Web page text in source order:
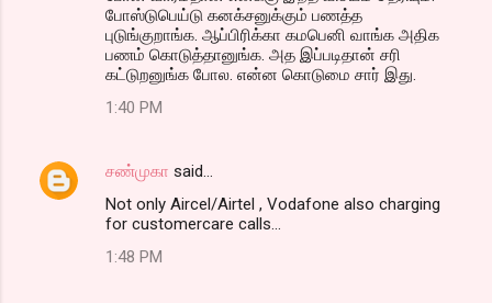
போஸ்டுபெய்டு கனக்சனுக்கும் பணத்த
புடுங்குறாங்க. ஆப்பிரிக்கா கமபெனி வாங்க அதிக
பணம் கொடுத்தானுங்க. அத இப்படிதான் சரி
கட்டுறனுங்க போல. என்ன கொடுமை சார் இது.
1:40 PM
சண்முகா said…
Not only Aircel/Airtel , Vodafone also charging
for customercare calls...
1:48 PM